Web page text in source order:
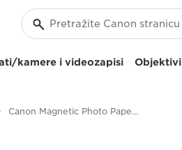
kamere i videozapisi Objektivi
Canon Magnetic Photo Paper MG-101